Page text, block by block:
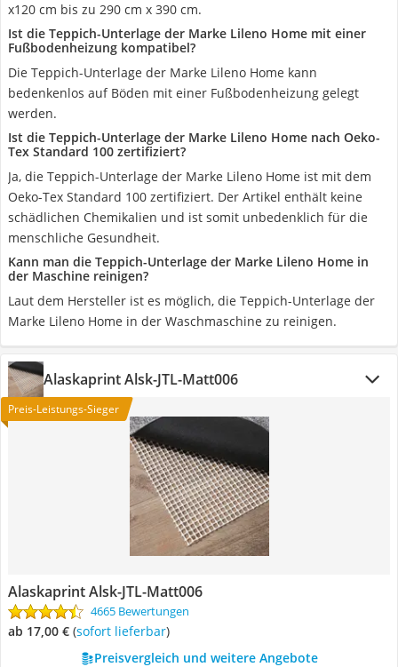
x120 cm bis zu 290 cm x 390 cm.
Ist die Teppich-Unterlage der Marke Lileno Home mit einer
Fußbodenheizung kompatibel?
Die Teppich-Unterlage der Marke Lileno Home kann
bedenkenlos auf Böden mit einer Fußbodenheizung gelegt
werden.
Ist die Teppich-Unterlage der Marke Lileno Home nach Oeko-
Tex Standard 100 zertifiziert?
Ja, die Teppich-Unterlage der Marke Lileno Home ist mit dem
Oeko-Tex Standard 100 zertifiziert. Der Artikel enthält keine
schädlichen Chemikalien und ist somit unbedenklich für die
menschliche Gesundheit.
Kann man die Teppich-Unterlage der Marke Lileno Home in
der Maschine reinigen?
Laut dem Hersteller ist es möglich, die Teppich-Unterlage der
Marke Lileno Home in der Waschmaschine zu reinigen.
Alaskaprint Alsk-JTL-Matt006
Preis-Leistungs-Sieger
Alaskaprint Alsk-JTL-Matt006
4665 Bewertungen
ab 17,00 € ( Sofort lieferbar)
Preisvergleich und weitere Angebote